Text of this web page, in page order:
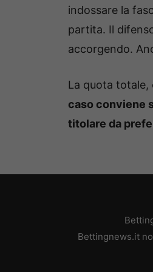
indossare la
partita. Il
accorgendo.
La quota totale,
caso conviene
titolare da
Bettingnews.it